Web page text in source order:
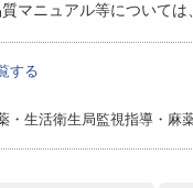
マニュアル等については
する
・生活衛生局監視指導・麻